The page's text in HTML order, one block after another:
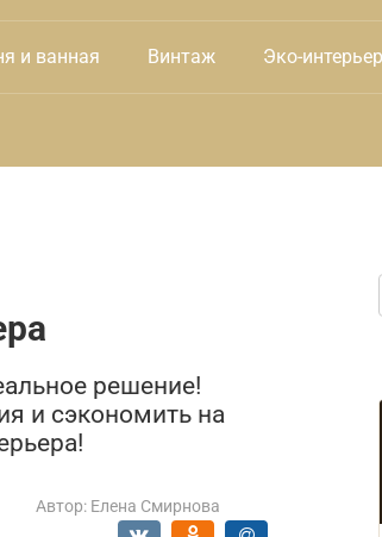
и ванная Винтаж Эко-интерьер
решение!
и сэкономить на
Автор: Елена Смирнова